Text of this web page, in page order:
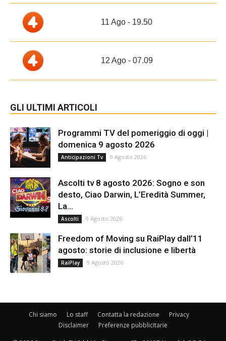
11 Ago - 19.50
12 Ago - 07.09
GLI ULTIMI ARTICOLI
Programmi TV del pomeriggio di oggi |
domenica 9 agosto 2026
Anticipazioni Tv 9 Agosto 2026
Ascolti tv 8 agosto 2026: Sogno e son
desto, Ciao Darwin, L’Eredità Summer,
La...
Ascolti 9 Agosto 2026
Freedom of Moving su RaiPlay dall’11
agosto: storie di inclusione e libertà
RaiPlay 9 Agosto 2026
Chi siamo Lo staff Contatta la redazione
Privacy
Disclaimer
Preferenze pubblicitarie